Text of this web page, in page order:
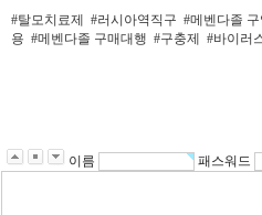
#탈모치료제 #러시아역직구 #메벤다졸 구
용 #메벤다졸 구매대행 #구충제 #바이러
이름 패스워드